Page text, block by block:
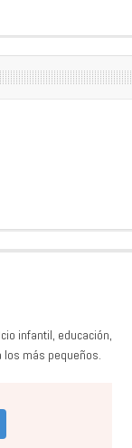
infantil, educación,
los más pequeños.